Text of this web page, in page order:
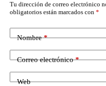
Tu dirección de correo electrónico
obligatorios están marcados con *
Nombre*
Correo electrónico*
Web